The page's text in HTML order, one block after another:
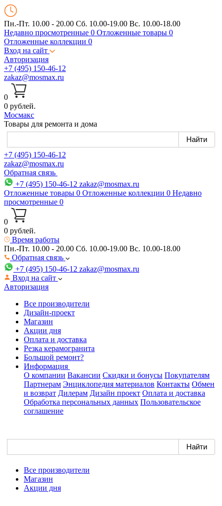
Пн.-Пт. 10.00 - 20.00 Сб. 10.00-19.00 Вс. 10.00-18.00
Недавно просмотренные 0 Отложенные товары 0
Отложенные коллекции 0
Вход на сайт
Авторизация
+7 (495) 150-46-12
zakaz@mosmax.ru
0
0 рублей.
Мосмакс
Товары для ремонта и дома
+7 (495) 150-46-12
zakaz@mosmax.ru
Обратная связь
+7 (495) 150-46-12 zakaz@mosmax.ru
Отложенные товары 0 Отложенные коллекции 0 Недавно
просмотренные 0
0
0 рублей.
Время работы
Пн.-Пт. 10.00 - 20.00 Сб. 10.00-19.00 Вс. 10.00-18.00
Обратная связь
+7 (495) 150-46-12 zakaz@mosmax.ru
Вход на сайт
Авторизация
Все производители
Дизайн-проект
Магазин
Акции дня
Оплата и доставка
Резка керамогранита
Большой ремонт?
Информация
О компании Вакансии Скидки и бонусы Покупателям
Партнерам Энциклопедия материалов Контакты Обмен
и возврат Дилерам Дизайн проект Оплата и доставка
Обработка персональных данных Пользовательское
соглашение
Все производители
Магазин
Акции дня